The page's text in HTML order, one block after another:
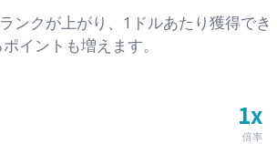
ンクが上がり、1ドルあたり獲得でき
ポイントも増えます。
1x
倍率